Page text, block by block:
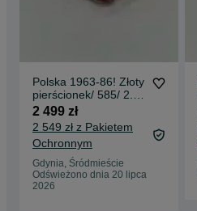
Polska 1963-86! Złoty
pierścionek/ 585/ 2.68
gram/ R15.5/ Korund
2 499 zł
2 549 zł z Pakietem
Ochronnym
Gdynia, Śródmieście
Odświeżono dnia 20 lipca
2026